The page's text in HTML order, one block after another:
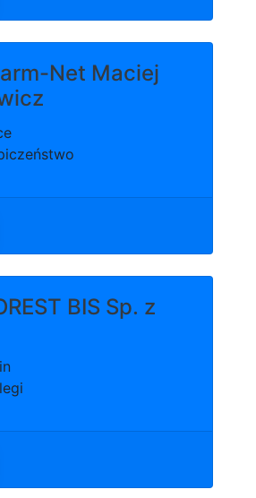
Net Maciej
BIS Sp. z